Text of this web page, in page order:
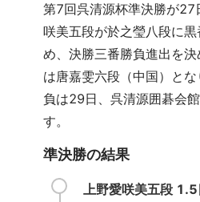
第7回呉清源杯準決勝が27
咲美五段が於之瑩八段に
め、決勝三番勝負進出を
は唐嘉雯六段（中国）と
負は29日、呉清源囲碁会
す。
準決勝の結果
上野愛咲美五段